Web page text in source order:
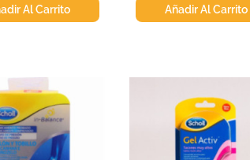
Al Carrito Añadir Al Carrito